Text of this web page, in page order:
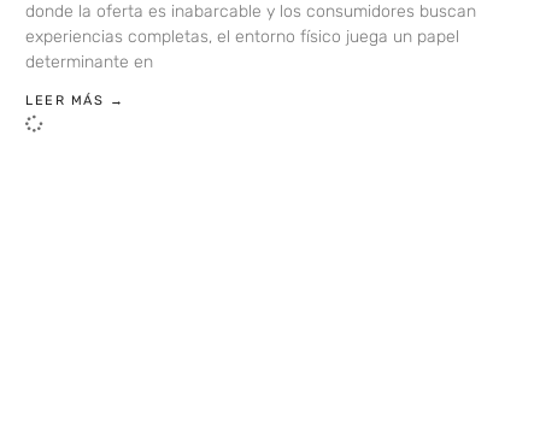
donde la oferta es inabarcable y los consumidores buscan
experiencias completas, el entorno físico juega un papel
determinante en
LEER MÁS →